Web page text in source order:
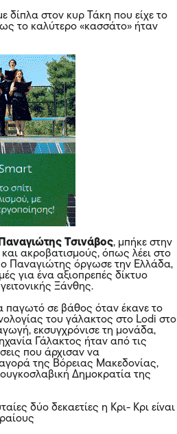
δίπλα στον κυρ Τάκη που είχε το
το καλύτερο «κασσάτο» ήταν
Παναγιώτης Τσινάβος, μπήκε στην
ακροβατισμούς, όπως λέει στο
Παναγιώτης όργωσε την Ελλάδα,
για ένα αξιοπρεπές δίκτυο
Ξάνθης.
παγωτό σε βάθος όταν έκανε το
του γάλακτος στο Lodi στο
εκσυγχρόνισε τη μονάδα,
Γάλακτος ήταν από τις
που άρχισαν να
της Βόρειας Μακεδονίας,
Δημοκρατία της
δύο δεκαετίες η Κρι- Κρι είναι